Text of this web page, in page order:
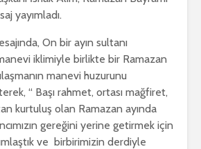
yayımladı.
On bir ayın sultanı
iklimiyle birlikte bir Ramazan
manevi huzurunu
“ Başı rahmet, ortası mağfiret,
kurtuluş olan Ramazan ayında
gereğini yerine getirmek için
ve birbirimizin derdiyle